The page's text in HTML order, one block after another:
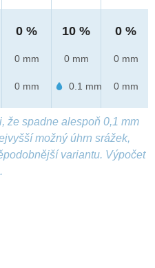
0 %
0 mm
0 mm
10 %
0 mm
0.1 mm
0 %
0 mm
0 mm
že spadne alespoň 0,1 mm
možný úhrn srážek,
variantu. Výpočet